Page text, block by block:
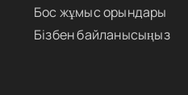
Бос жұмыс орындары
Бізбен байланысыңыз